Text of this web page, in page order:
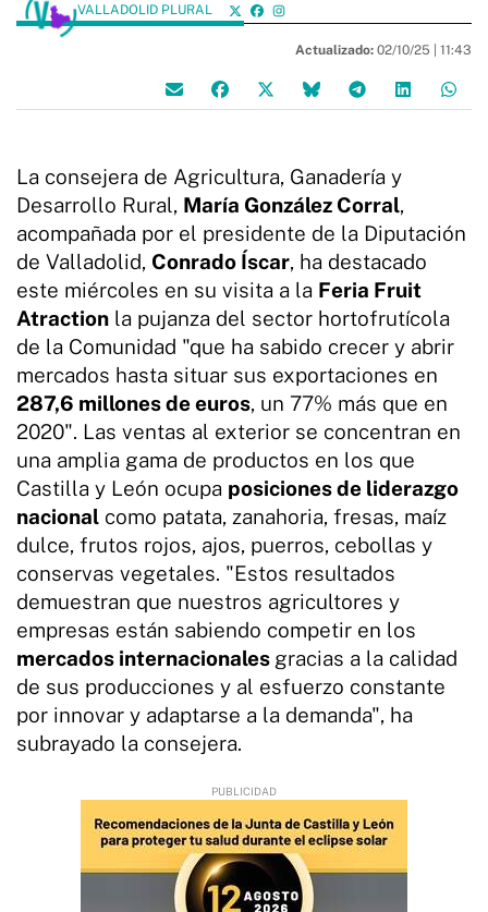
VALLADOLID PLURAL
Actualizado: 02/10/25 | 11:43
La consejera de Agricultura, Ganadería y
Desarrollo Rural, María González Corral,
acompañada por el presidente de la Diputación
de Valladolid, Conrado Íscar, ha destacado
este miércoles en su visita a la Feria Fruit
Atraction la pujanza del sector hortofrutícola
de la Comunidad "que ha sabido crecer y abrir
mercados hasta situar sus exportaciones en
287,6 millones de euros, un 77% más que en
2020". Las ventas al exterior se concentran en
una amplia gama de productos en los que
Castilla y León ocupa posiciones de liderazgo
nacional como patata, zanahoria, fresas, maíz
dulce, frutos rojos, ajos, puerros, cebollas y
conservas vegetales. "Estos resultados
demuestran que nuestros agricultores y
empresas están sabiendo competir en los
mercados internacionales gracias a la calidad
de sus producciones y al esfuerzo constante
por innovar y adaptarse a la demanda", ha
subrayado la consejera.